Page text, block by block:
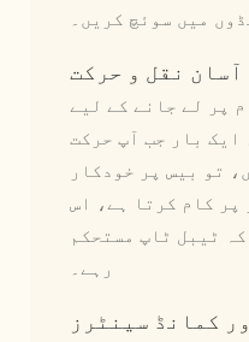
میں سوئچ کریں۔
آسان نقل و حرکت
پر لے جانے کے لیے
ایک بار جب آپ حرکت
تو بیس پر خودکار
پر کام کرتا ہے، اس
ٹیبل ٹاپ مستحکم
رہے۔
کمانڈ سینٹرز